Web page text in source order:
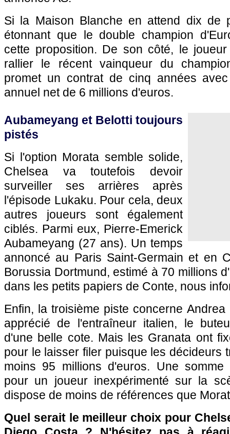
Si la Maison Blanche en attend dix de
étonnant que le double champion
cette proposition. De son côté, le
rallier le récent vainqueur du
promet un contrat de cinq années
annuel net de 6 millions d'euros.
Aubameyang et Belotti toujours
pistés
Si l'option Morata semble solide,
Chelsea va toutefois devoir
surveiller ses arrières après
l'épisode Lukaku. Pour cela, deux
autres joueurs sont également
ciblés. Parmi eux, Pierre-Emerick
Aubameyang (27 ans). Un temps
annoncé au Paris Saint-Germain et en
Borussia Dortmund, estimé à 70 millions
dans les petits papiers de Conte, nous
Enfin, la troisième piste concerne
apprécié de l'entraîneur italien, le
d'une belle cote. Mais les Granata ont
pour le laisser filer puisque les décideurs
moins 95 millions d'euros. Une somme
pour un joueur inexpérimenté sur la
dispose de moins de références que
Quel serait le meilleur choix pour